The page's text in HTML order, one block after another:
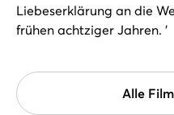
Liebeserklärung an die
frühen achtziger Jahren. ’
Alle